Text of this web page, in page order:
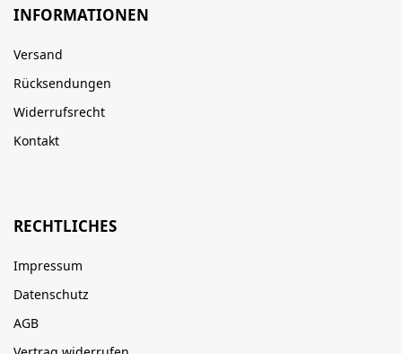
INFORMATIONEN
Versand
Rücksendungen
Widerrufsrecht
Kontakt
RECHTLICHES
Impressum
Datenschutz
AGB